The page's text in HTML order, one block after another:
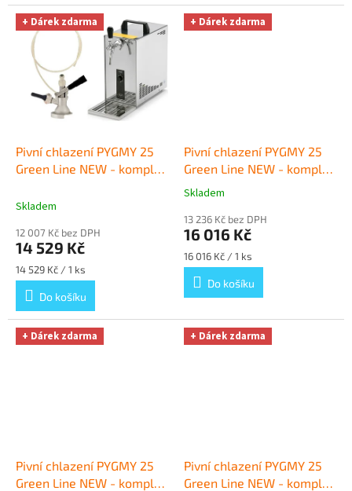
+ Dárek zdarma
Pivní chlazení PYGMY 25
Green Line NEW - komplet
(bez kompresoru)
Skladem
12 007 Kč bez DPH
14 529 Kč
Měrná
cena:
14 529 Kč / 1 ks
Do košíku
+ Dárek zdarma
Pivní chlazení PYGMY 25
Green Line NEW - komplet
red. ventil CO2 BAJONET
Průměrné
produktu
je
5,0
z
hvězdiček.
Skladem
13 236 Kč bez DPH
16 016 Kč
Měrná
cena:
16 016 Kč / 1 ks
Do košíku
+ Dárek zdarma
Pivní chlazení PYGMY 25
Green Line NEW - komplet
+ Dárek zdarma
Pivní chlazení PYGMY 25
Green Line NEW - komplet